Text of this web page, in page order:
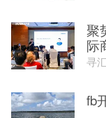
聚
际
寻
fb